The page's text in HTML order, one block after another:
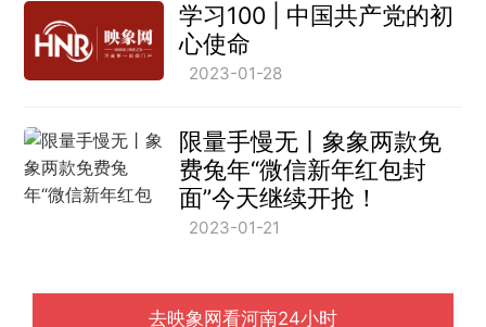
学习100 | 中国共产党的初
心使命
2023-01-28
限量手慢无丨象象两款免
费兔年“微信新年红包封
面”今天继续开抢！
2023-01-21
去映象网看河南24小时